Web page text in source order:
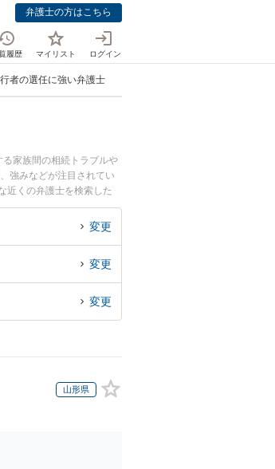
弁護士の方はこちら
履歴 マイリスト ログイン
者の選任に強い弁護士
家族間の相続トラブルや
強みなどが注目されてい
近くの弁護士を検索した
変更
変更
変更
山形県